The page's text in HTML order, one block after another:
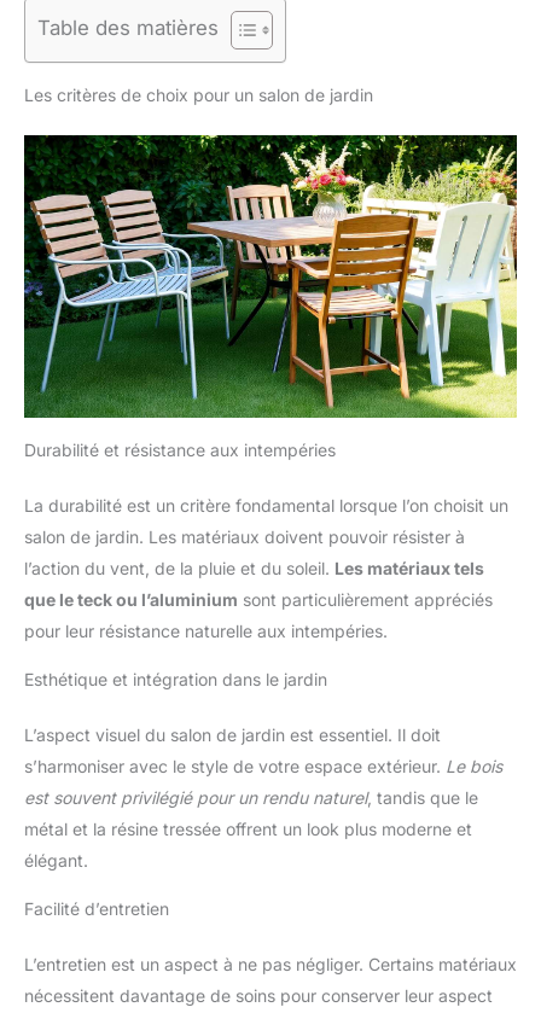
Table des matières
Les critères de choix pour un salon de jardin
Durabilité et résistance aux intempéries
La durabilité est un critère fondamental lorsque l’on choisit un
salon de jardin. Les matériaux doivent pouvoir résister à
l’action du vent, de la pluie et du soleil. Les matériaux tels
que le teck ou l’aluminium sont particulièrement appréciés
pour leur résistance naturelle aux intempéries.
Esthétique et intégration dans le jardin
L’aspect visuel du salon de jardin est essentiel. Il doit
s’harmoniser avec le style de votre espace extérieur. Le bois
est souvent privilégié pour un rendu naturel, tandis que le
métal et la résine tressée offrent un look plus moderne et
élégant.
Facilité d’entretien
L’entretien est un aspect à ne pas négliger. Certains matériaux
nécessitent davantage de soins pour conserver leur aspect